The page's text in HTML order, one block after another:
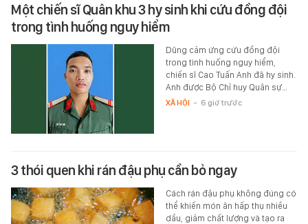
Một chiến sĩ Quân khu 3 hy sinh khi cứu đồng đội
trong tình huống nguy hiểm
Dũng cảm ứng cứu đồng đội
trong tình huống nguy hiểm,
chiến sĩ Cao Tuấn Anh đã hy sinh.
Anh được Bộ Chỉ huy Quân sự…
XÃ HỘI - 6 giờ trước
3 thói quen khi rán đậu phụ cần bỏ ngay
Cách rán đậu phụ không đúng có
thể khiến món ăn hấp thụ nhiều
dầu, giảm chất lượng và tạo ra